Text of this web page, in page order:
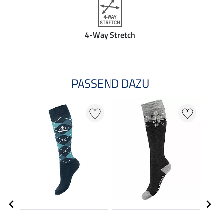
4-Way Stretch
PASSEND DAZU